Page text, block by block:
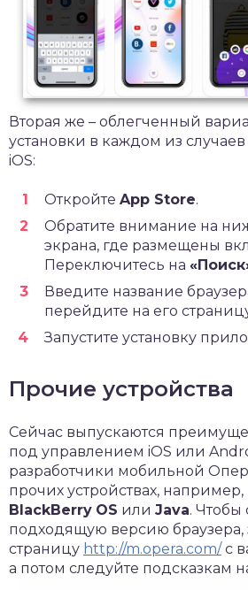
Вторая же – облегченный
установки в каждом из
iOS:
Откройте App Store.
Обратите внимание на
экрана, где размещены
Переключитесь на
Введите название
перейдите на его
Запустите установку
Прочие устройства
Сейчас выпускаются
под управлением iOS или
разработчики мобильной
прочих устройствах,
BlackBerry OS или Java. Чтобы
подходящую версию браузера,
страницу http://m.opera.com/с
а потом следуйте подсказкам